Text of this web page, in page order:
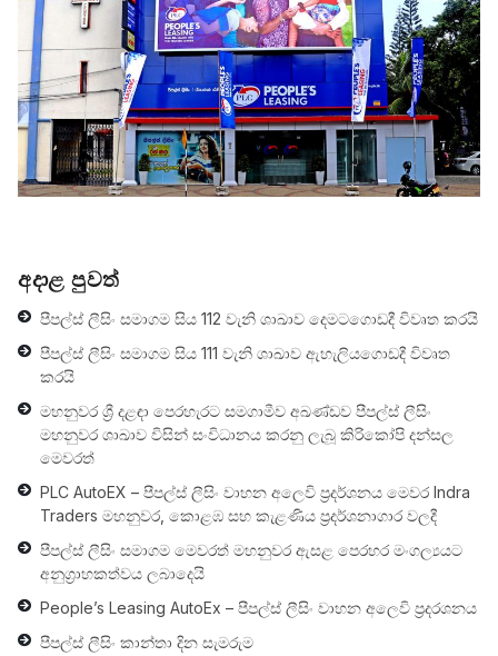
අදාළ පුවත්
පීපල්ස් ලීසිං සමාගම සිය 112 වැනි ශාඛාව දෙමටගොඩදී විවෘත කරයි
පීපල්ස් ලීසිං සමාගම සිය 111 වැනි ශාඛාව ඇහැලියගොඩදී විවෘත
කරයි
මහනුවර ශ්‍රී දළඳා පෙරහැරට සමගාමීව අඛණ්ඩව පීපල්ස් ලීසිං
මහනුවර ශාඛාව විසින් සංවිධානය කරනු ලැබූ කිරිකෝපි දන්සල
මෙවරත්
PLC AutoEX – පීපල්ස් ලීසිං වාහන අලෙවි ප‍්‍රදර්ශනය මෙවර Indra
Traders මහනුවර, කොළඹ සහ කැළණිය ප‍්‍රදර්ශනාගාර වලදී
පීපල්ස් ලීසිං සමාගම මෙවරත් මහනුවර ඇසළ පෙරහර මංගල්‍යයට
අනුග්‍රාහකත්වය ලබාදෙයි
People’s Leasing AutoEx – පීපල්ස් ලීසිං වාහන අලෙවි ප‍්‍රදරශනය
පීපල්ස් ලීසිං කාන්තා දින සැමරුම